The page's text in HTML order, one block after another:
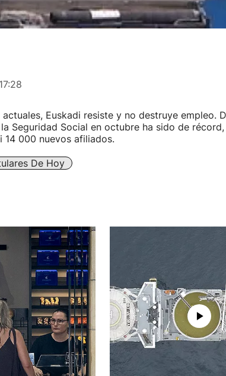
Euskadi resiste y no destruye empleo.
Seguridad Social en octubre ha sido de
14 000 nuevos afiliados.
De Hoy